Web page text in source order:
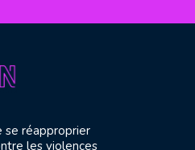
réapproprier
les violences